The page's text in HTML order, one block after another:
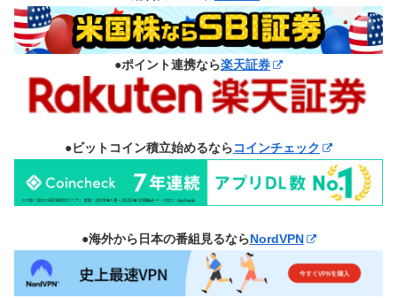
●ポイント連携なら楽天証券
●ビットコイン積立始めるならコインチェック
●海外から日本の番組見るならNordVPN